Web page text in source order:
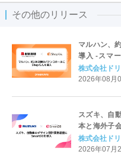
その他のリリース
マルハン、
導入 -スマ
遇”の質を高
株式会社ド
2026年08月
スズキ、自
本と海外子
上-
株式会社ド
2026年07月